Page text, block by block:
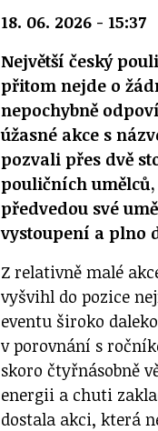
18. 06. 2026 - 15:37
Největší český
přitom nejde o
nepochybně
úžasné akce s
pozvali přes dvě
pouličních
předvedou své
vystoupení a plno
Z relativně malé
vyšvihl do pozice
eventu široko
v porovnání s
skoro čtyřnásobně
energii a chuti
dostala akci, která